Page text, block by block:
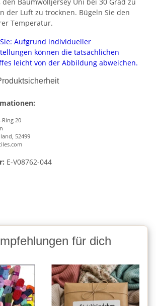
der Luft zu trocknen. Bügeln Sie den
Temperatur.
Aufgrund individueller
können die tatsächlichen
leicht von der Abbildung abweichen.
20
52499
E-V08762-044
für dich